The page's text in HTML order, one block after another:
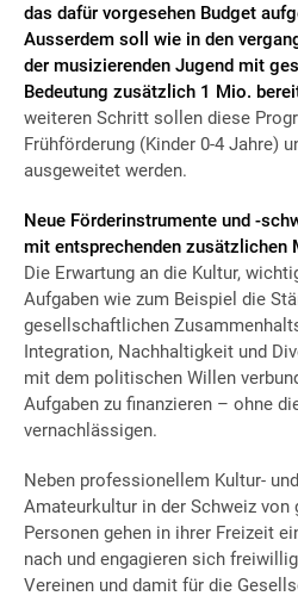
das dafür vorgesehen Budget
Ausserdem soll wie in den
der musizierenden Jugend mit
Bedeutung zusätzlich 1 Mio.
weiteren Schritt sollen diese
Frühförderung (Kinder 0-4 Jahre)
ausgeweitet werden.
Neue Förderinstrumente und -
mit entsprechenden zusätzlichen
Die Erwartung an die Kultur,
Aufgaben wie zum Beispiel die
gesellschaftlichen
Integration, Nachhaltigkeit und
mit dem politischen Willen
Aufgaben zu finanzieren – ohne
vernachlässigen.
Neben professionellem Kultur-
Amateurkultur in der Schweiz von
Personen gehen in ihrer Freizeit
nach und engagieren sich
Vereinen und damit für die